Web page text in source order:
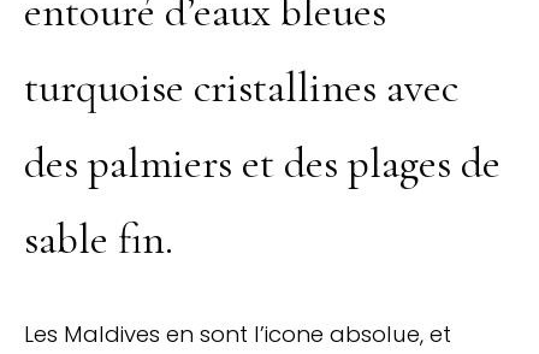
entouré d’eaux bleues
turquoise cristallines avec
des palmiers et des plages de
sable fin.
Les Maldives en sont l’icone absolue, et